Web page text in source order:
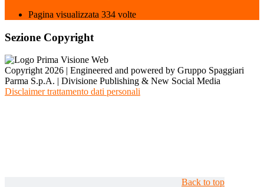
Pagina visualizzata 334 volte
Sezione Copyright
Copyright 2026 | Engineered and powered by Gruppo Spaggiari
Parma S.p.A. | Divisione Publishing & New Social Media
Disclaimer trattamento dati personali
Back to top